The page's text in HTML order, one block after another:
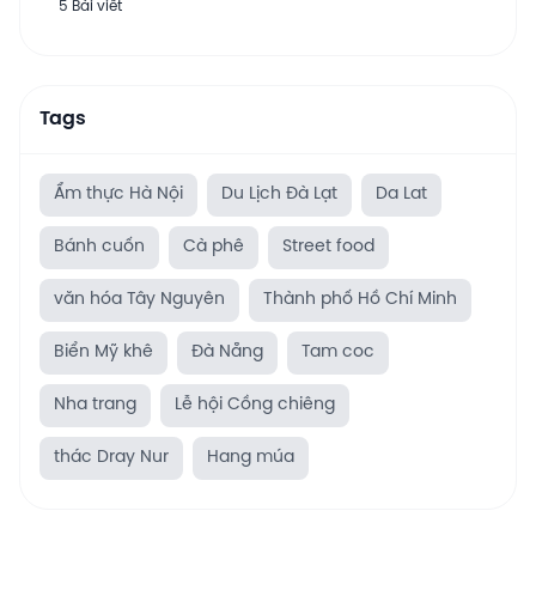
5 Bài viết
Tags
Ẩm thực Hà Nội Du Lịch Đà Lạt Da Lat
Bánh cuốn Cà phê Street food
văn hóa Tây Nguyên Thành phố Hồ Chí Minh
Biển Mỹ khê Đà Nẵng Tam coc
Nha trang Lễ hội Cồng chiêng
thác Dray Nur Hang múa